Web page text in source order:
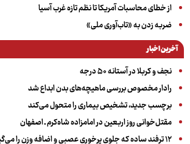
از خطای محاسبات آمریکا تا نظم تازه غرب آسیا
ضربه زدن به «تاب‌آوری ملی»
آخرین اخبار
نجف و کربلا در آستانه ۵۰ درجه
رادار مخصوص بررسی ماهیچه‌های بدن ابداع شد
برچسب جدید، تشخیص بیماری را متحول می‌کند
مقتل‌خوانی روز اربعین در امامزاده شاه‌کرم ـ اصفهان
۱۲ ترفند ساده که جلوی پرخوری عصبی و اضافه ‌وزن را می‌گیرد